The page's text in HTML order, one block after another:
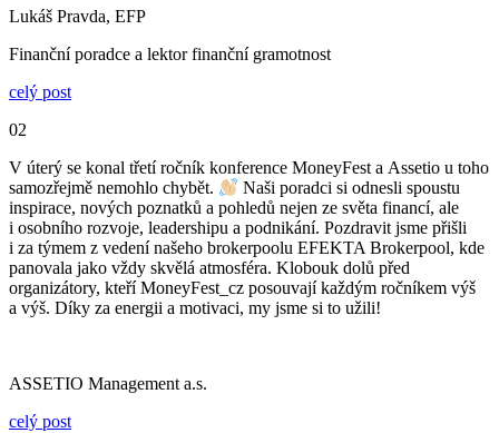
Lukáš Pravda, EFP
Finanční poradce a lektor finanční gramotnost
celý post
02
V úterý se konal třetí ročník konference MoneyFest a Assetio u toho
samozřejmě nemohlo chybět.
Naši poradci si odnesli spoustu
inspirace, nových poznatků a pohledů nejen ze světa financí, ale
i osobního rozvoje, leadershipu a podnikání. Pozdravit jsme přišli
i za týmem z vedení našeho brokerpoolu EFEKTA Brokerpool, kde
panovala jako vždy skvělá atmosféra. Klobouk dolů před
organizátory, kteří MoneyFest_cz posouvají každým ročníkem výš
a výš. Díky za energii a motivaci, my jsme si to užili!
ASSETIO Management a.s.
celý post